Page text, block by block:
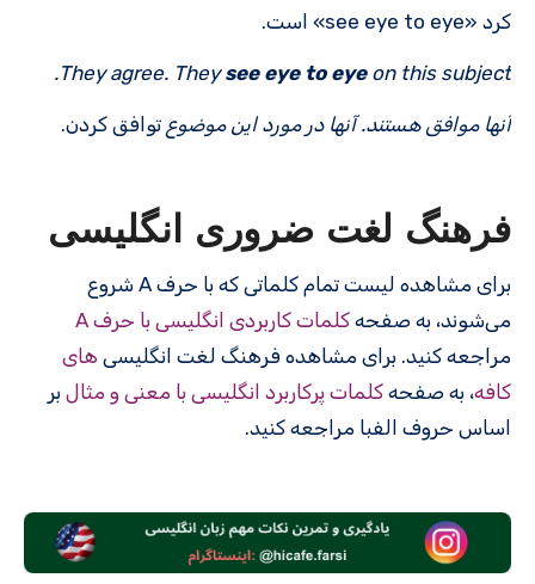
کرد «see eye to eye» است.
They agree. Theysee eye to eyeon this subject.
آنها موافق هستند. آنها در مورد این موضوع توافق کردن.
فرهنگ لغت ضروری انگلیسی
برای مشاهده لیست تمام کلماتی که با حرف A شروع
می‌شوند، به صفحه کلمات کاربردی انگلیسی با حرف A
مراجعه کنید. برای مشاهده فرهنگ لغت انگلیسی های
کافه، به صفحه کلمات پرکاربرد انگلیسی با معنی و مثال بر
اساس حروف الفبا مراجعه کنید.